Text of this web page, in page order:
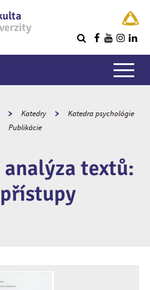
Katedry
Katedra psychológie
Publikácie
textů: